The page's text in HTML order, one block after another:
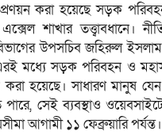
প্রণয়ন করা হয়েছে সড়ক
শাখার তত্ত্বাবধানে।
উপসচিব জহিরুল
মধ্যে সড়ক পরিবহন ও
হয়েছে। সাধারণ মানুষ
সেই ব্যবস্থাও
আগামী ১১ ফেব্রুয়ারি